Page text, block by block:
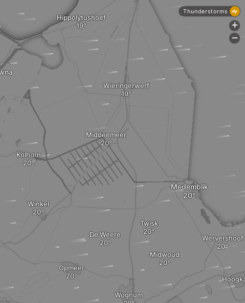
Kolhorn
Winkel
Twisk
Midwoud
De Weere
Opmeer
Hippolytushoef
Wieringerwerf
Middenmeer
Wognum
Medemblik
Wervershoof
Thunderstorms
+
-